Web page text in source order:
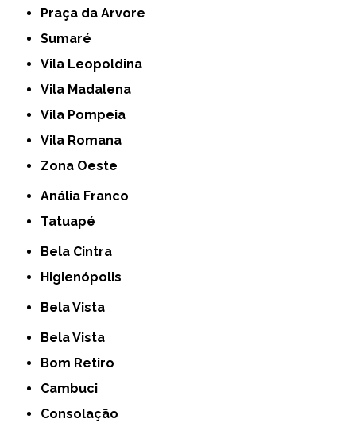
Praça da Arvore
Sumaré
Vila Leopoldina
Vila Madalena
Vila Pompeia
Vila Romana
Zona Oeste
Anália Franco
Tatuapé
Bela Cintra
Higienópolis
Bela Vista
Bela Vista
Bom Retiro
Cambuci
Consolação